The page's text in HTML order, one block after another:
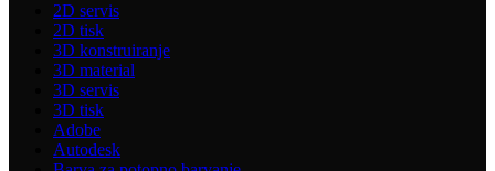
2D servis
2D tisk
3D konstruiranje
3D material
3D servis
3D tisk
Adobe
Autodesk